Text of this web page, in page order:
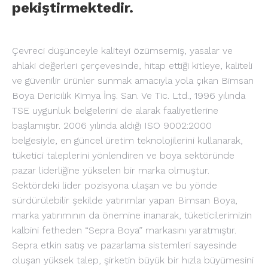
pekiştirmektedir.
Çevreci düşünceyle kaliteyi özümsemiş, yasalar ve
ahlaki değerleri çerçevesinde, hitap ettiği kitleye, kaliteli
ve güvenilir ürünler sunmak amacıyla yola çıkan Bimsan
Boya Dericilik Kimya İnş. San. Ve Tic. Ltd., 1996 yılında
TSE uygunluk belgelerini de alarak faaliyetlerine
başlamıştır. 2006 yılında aldığı ISO 9002:2000
belgesiyle, en güncel üretim teknolojilerini kullanarak,
tüketici taleplerini yönlendiren ve boya sektöründe
pazar liderliğine yükselen bir marka olmuştur.
Sektördeki lider pozisyona ulaşan ve bu yönde
sürdürülebilir şekilde yatırımlar yapan Bimsan Boya,
marka yatırımının da önemine inanarak, tüketicilerimizin
kalbini fetheden “Sepra Boya” markasını yaratmıştır.
Sepra etkin satış ve pazarlama sistemleri sayesinde
oluşan yüksek talep, şirketin büyük bir hızla büyümesini